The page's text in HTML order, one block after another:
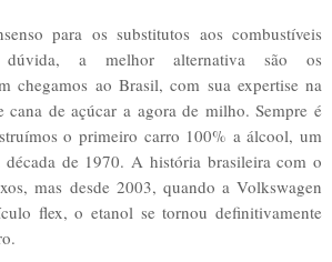
para os substitutos aos combustíveis
a melhor alternativa são os
chegamos ao Brasil, com sua expertise na
cana de açúcar a agora de milho. Sempre é
o primeiro carro 100% a álcool, um
de 1970. A história brasileira com o
mas desde 2003, quando a Volkswagen
flex, o etanol se tornou definitivamente